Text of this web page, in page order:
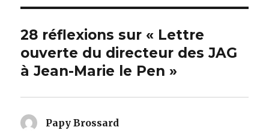
28 réflexions sur « Lettre
ouverte du directeur des JAG
à Jean-Marie le Pen »
Papy Brossard